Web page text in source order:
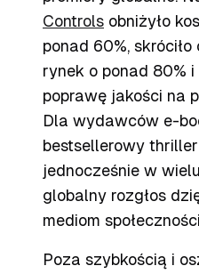
Controls obniżyło
ponad 60%,
rynek o ponad 80%
poprawę jakości na
Dla wydawców e-
bestsellerowy
jednocześnie w
globalny rozgłos
mediom
Poza szybkością i